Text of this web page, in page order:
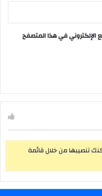
الإلكتروني في هذا المتصفح
تنصيبها من خلال قائمة